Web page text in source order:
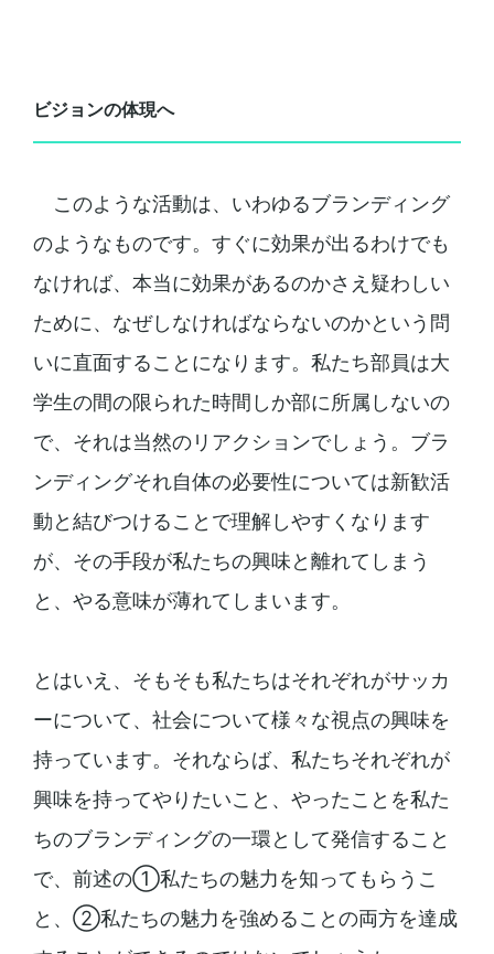
ビジョンの体現へ
このような活動は、いわゆるブランディング
のようなものです。すぐに効果が出るわけでも
なければ、本当に効果があるのかさえ疑わしい
ために、なぜしなければならないのかという問
いに直面することになります。私たち部員は大
学生の間の限られた時間しか部に所属しないの
で、それは当然のリアクションでしょう。ブラ
ンディングそれ自体の必要性については新歓活
動と結びつけることで理解しやすくなります
が、その手段が私たちの興味と離れてしまう
と、やる意味が薄れてしまいます。
とはいえ、そもそも私たちはそれぞれがサッカ
ーについて、社会について様々な視点の興味を
持っています。それならば、私たちそれぞれが
興味を持ってやりたいこと、やったことを私た
ちのブランディングの一環として発信すること
で、前述の①私たちの魅力を知ってもらうこ
と、②私たちの魅力を強めることの両方を達成